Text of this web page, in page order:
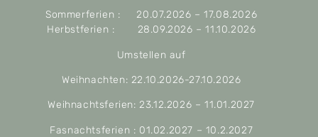
Sommerferien : 20.07.2026 – 17.08.2026
Herbstferien : 28.09.2026 – 11.10.2026
Umstellen auf
Weihnachten: 22.10.2026-27.10.2026
Weihnachtsferien: 23.12.2026 – 11.01.2027
Fasnachtsferien : 01.02.2027 – 10.2.2027